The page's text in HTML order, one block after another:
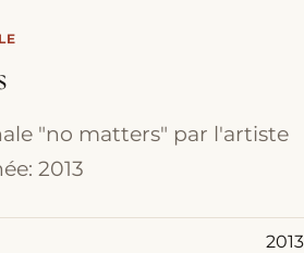
"no matters" par l'artiste
2013
2013